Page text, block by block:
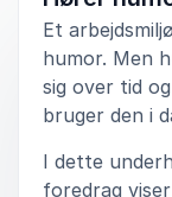
ALLE kan
kunne
Et
humor. Men
sig over tid
bruger den i
I dette
foredrag